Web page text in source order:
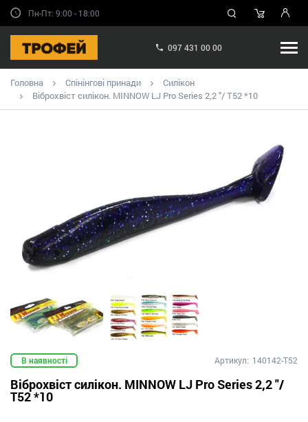
Пн-Пт: 9:00 - 18:00
097 431 00 00
Головна Спінінгові принади
Силікон
Віброхвіст силікон. MINNOW LJ Pro Series 2,2 "/ T52 *10
В наявності Артикул: 140142-T52
Віброхвіст силікон. MINNOW LJ Pro Series 2,2 "/
T52 *10